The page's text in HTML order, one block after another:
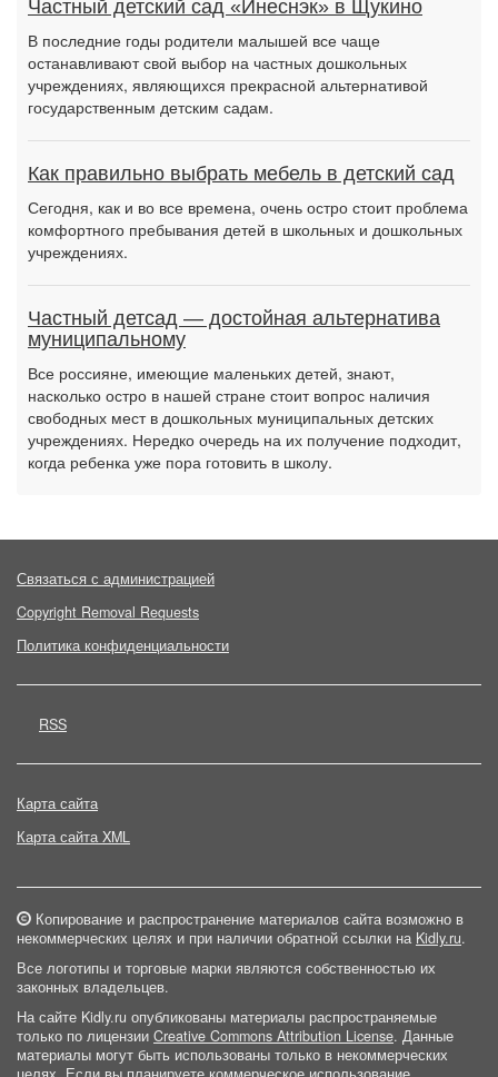
Частный детский сад «Инеснэк» в Щукино
В последние годы родители малышей все чаще
останавливают свой выбор на частных дошкольных
учреждениях, являющихся прекрасной альтернативой
государственным детским садам.
Как правильно выбрать мебель в детский сад
Сегодня, как и во все времена, очень остро стоит проблема
комфортного пребывания детей в школьных и дошкольных
учреждениях.
Частный детсад — достойная альтернатива
муниципальному
Все россияне, имеющие маленьких детей, знают,
насколько остро в нашей стране стоит вопрос наличия
свободных мест в дошкольных муниципальных детских
учреждениях. Нередко очередь на их получение подходит,
когда ребенка уже пора готовить в школу.
Связаться с администрацией
Copyright Removal Requests
Политика конфиденциальности
RSS
Карта сайта
Карта сайта XML
Копирование и распространение материалов сайта возможно в
некоммерческих целях и при наличии обратной ссылки на Kidly.ru.
Все логотипы и торговые марки являются собственностью их
законных владельцев.
На сайте Kidly.ru опубликованы материалы распространяемые
только по лицензии Creative Commons Attribution License. Данные
материалы могут быть использованы только в некоммерческих